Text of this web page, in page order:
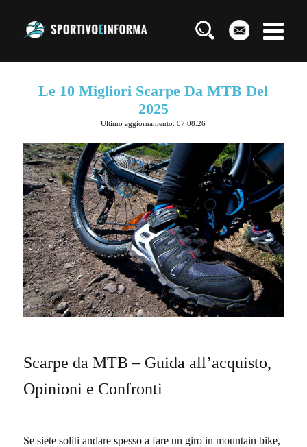
Le 10 Migliori Scarpe Da MTB Del
2025
Ultimo aggiornamento: 07.08.26
Scarpe da MTB – Guida all’acquisto,
Opinioni e Confronti
Se siete soliti andare spesso a fare un giro in mountain bike,